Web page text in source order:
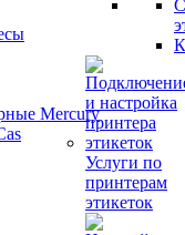
Mercury
Услуги по
принтерам
этикеток